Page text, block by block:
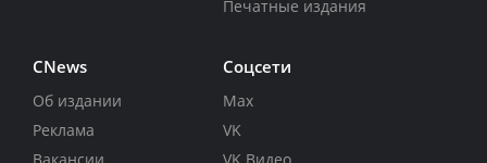
Печатные издания
CNews
Об издании
Реклама
Соцсети
Max
VK